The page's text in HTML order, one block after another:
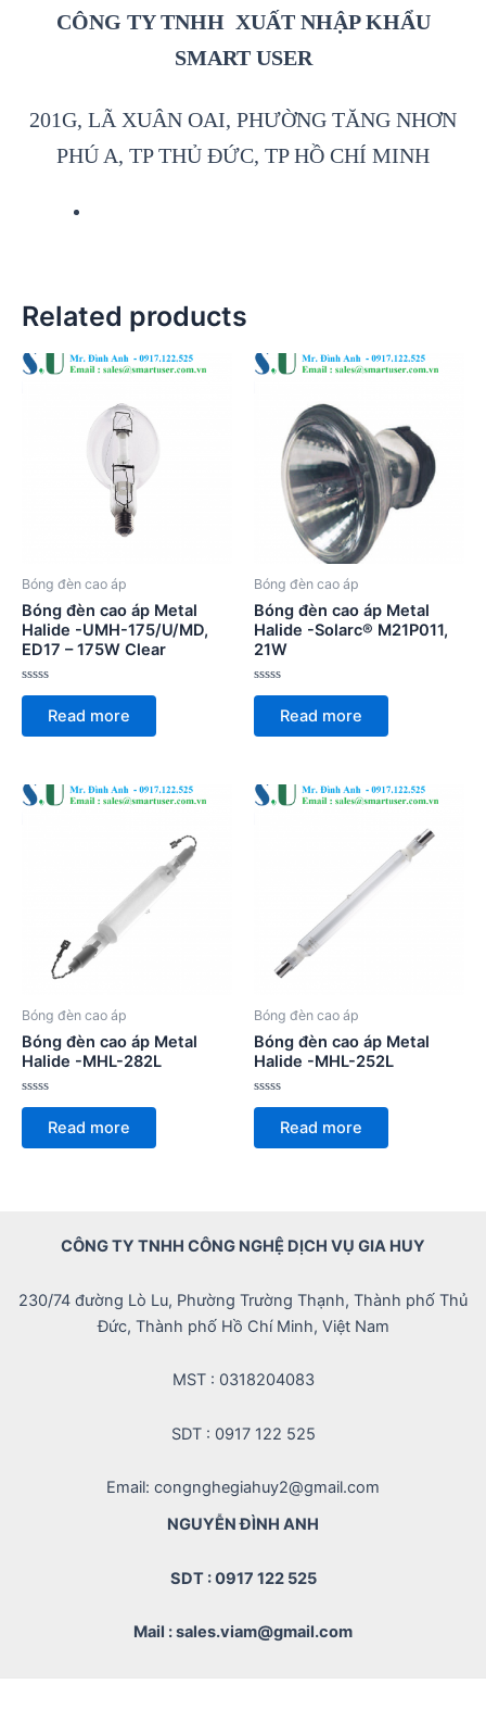
CÔNG TY TNHH XUẤT NHẬP KHẨU
SMART USER
201G, LÃ XUÂN OAI, PHƯỜNG TĂNG NHƠN
PHÚ A, TP THỦ ĐỨC, TP HỒ CHÍ MINH
Related products
Bóng đèn cao áp
Bóng đèn cao áp Metal
Halide -UMH-175/U/MD,
ED17 – 175W Clear
Rated
of
Read more
Bóng đèn cao áp
Bóng đèn cao áp Metal
Halide -Solarc® M21P011,
21W
Rated
of
Read more
Bóng đèn cao áp
Bóng đèn cao áp Metal
Halide -MHL-282L
Rated
of
Read more
Bóng đèn cao áp
Bóng đèn cao áp Metal
Halide -MHL-252L
Rated
of
Read more
CÔNG TY TNHH CÔNG NGHỆ DỊCH VỤ GIA HUY
230/74 đường Lò Lu, Phường Trường Thạnh, Thành phố Thủ
Đức, Thành phố Hồ Chí Minh, Việt Nam
MST : 0318204083
SDT : 0917 122 525
Email: congnghegiahuy2@gmail.com
NGUYỄN ĐÌNH ANH
SDT : 0917 122 525
Mail : sales.viam@gmail.com